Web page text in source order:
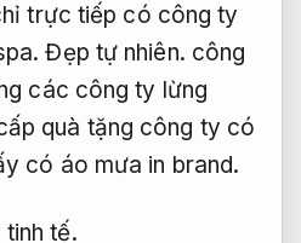
trực tiếp có công ty
Đẹp tự nhiên. công
các công ty lừng
quà tặng công ty có
có áo mưa in brand.
tế.